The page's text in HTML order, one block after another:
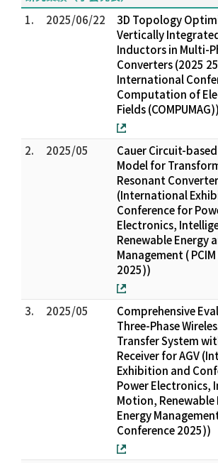
1.
2025/06/22
3D Topology
Vertically
Inductors in Multi-
Converters (2025
International
Computation of
Fields (COMPUMAG))
2. 2025/05
Cauer Circuit-
Model for
Resonant
(International
Conference for
Electronics,
Renewable Energy
Management (
2025))
3. 2025/05
Comprehensive
Three-Phase
Transfer System
Receiver for AGV
Exhibition and
Power Electronics,
Motion, Renewable
Energy
Conference 2025))